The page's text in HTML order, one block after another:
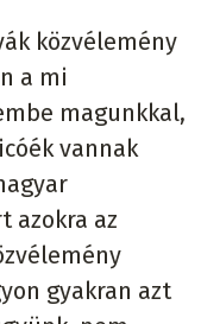
közvélemény
a mi
magunkkal,
vannak
azokra az
gyakran azt